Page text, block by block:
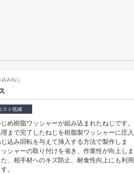
込みねじ
スト低減
め樹脂ワッシャーが組み込まれたねじです。
まで完了したねじを樹脂製ワッシャーに圧入
じ込み回転を与えて挿入する方法で製作しま
シャーの取り付けを省き、作業性が向上しま
、相手材へのキズ防止、耐食性向上にも利用
。